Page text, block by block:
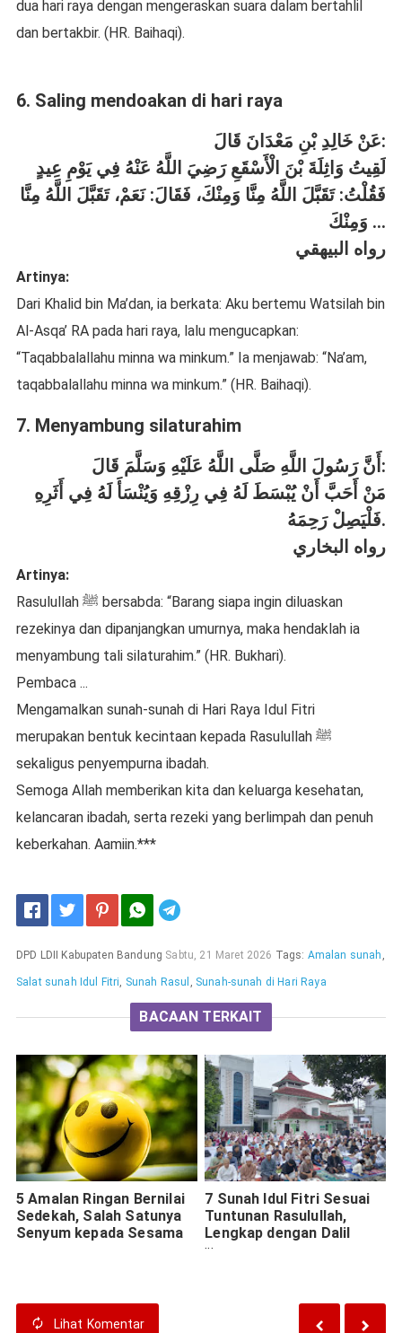
dua hari raya dengan mengeraskan suara dalam bertahlil
dan bertakbir. (HR. Baihaqi).
6. Saling mendoakan di hari raya
عَنْ خَالِدِ بْنِ مَعْدَانَ قَالَ:
لَقِيتُ وَاثِلَةَ بْنَ الْأَسْقَعِ رَضِيَ اللَّهُ عَنْهُ فِي يَوْمِ عِيدٍ
فَقُلْتُ: تَقَبَّلَ اللَّهُ مِنَّا وَمِنْكَ، فَقَالَ: نَعَمْ، تَقَبَّلَ اللَّهُ مِنَّا
وَمِنْكَ ...
رواه البيهقي
Artinya:
Dari Khalid bin Ma’dan, ia berkata: Aku bertemu Watsilah bin
Al-Asqa’ RA pada hari raya, lalu mengucapkan:
“Taqabbalallahu minna wa minkum.” Ia menjawab: “Na’am,
taqabbalallahu minna wa minkum.” (HR. Baihaqi).
7. Menyambung silaturahim
أَنَّ رَسُولَ اللَّهِ صَلَّى اللَّهُ عَلَيْهِ وَسَلَّمَ قَالَ:
مَنْ أَحَبَّ أَنْ يُبْسَطَ لَهُ فِي رِزْقِهِ وَيُنْسَأَ لَهُ فِي أَثَرِهِ
فَلْيَصِلْ رَحِمَهُ.
رواه البخاري
Artinya:
Rasulullah ﷺ bersabda: “Barang siapa ingin diluaskan
rezekinya dan dipanjangkan umurnya, maka hendaklah ia
menyambung tali silaturahim.” (HR. Bukhari).
Pembaca ...
Mengamalkan sunah-sunah di Hari Raya Idul Fitri
merupakan bentuk kecintaan kepada Rasulullah ﷺ
sekaligus penyempurna ibadah.
Semoga Allah memberikan kita dan keluarga kesehatan,
kelancaran ibadah, serta rezeki yang berlimpah dan penuh
keberkahan. Aamiin.***
DPD LDII Kabupaten Bandung Sabtu, 21 Maret 2026 Tags: Amalan sunah ,
Salat sunah Idul Fitri, Sunah Rasul , Sunah-sunah di Hari Raya
BACAAN TERKAIT
5 Amalan Ringan Bernilai
Sedekah, Salah Satunya
Senyum kepada Sesama
7 Sunah Idul Fitri Sesuai
Tuntunan Rasulullah,
Lengkap dengan Dalil
Hadits
Lihat Komentar